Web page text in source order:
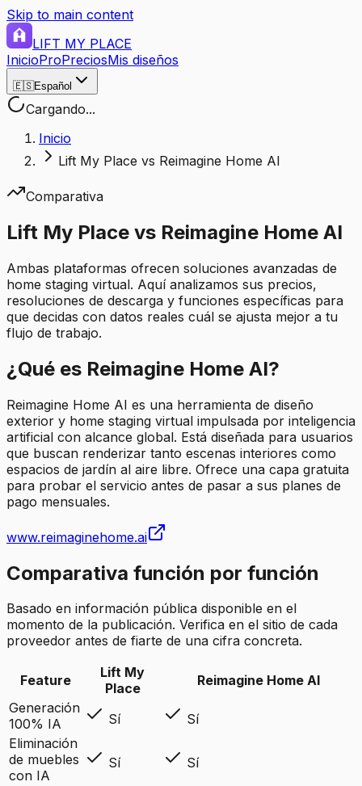
Skip to main content
LIFT MY PLACE
InicioProPreciosMis diseños
🇪🇸Español
Cargando...
Inicio
Lift My Place vs Reimagine Home AI
Comparativa
Lift My Place vs Reimagine Home AI
Ambas plataformas ofrecen soluciones avanzadas de
home staging virtual. Aquí analizamos sus precios,
resoluciones de descarga y funciones específicas para
que decidas con datos reales cuál se ajusta mejor a tu
flujo de trabajo.
¿Qué es Reimagine Home AI?
Reimagine Home AI es una herramienta de diseño
exterior y home staging virtual impulsada por inteligencia
artificial con alcance global. Está diseñada para usuarios
que buscan renderizar tanto escenas interiores como
espacios de jardín al aire libre. Ofrece una capa gratuita
para probar el servicio antes de pasar a sus planes de
pago mensuales.
www.reimaginehome.ai
Comparativa función por función
Basado en información pública disponible en el
momento de la publicación. Verifica en el sitio de cada
proveedor antes de fiarte de una cifra concreta.
Feature
Lift My
Place
Reimagine Home AI
Generación
100% IA
Sí
Sí
Eliminación
de muebles
con IA
Sí
Sí